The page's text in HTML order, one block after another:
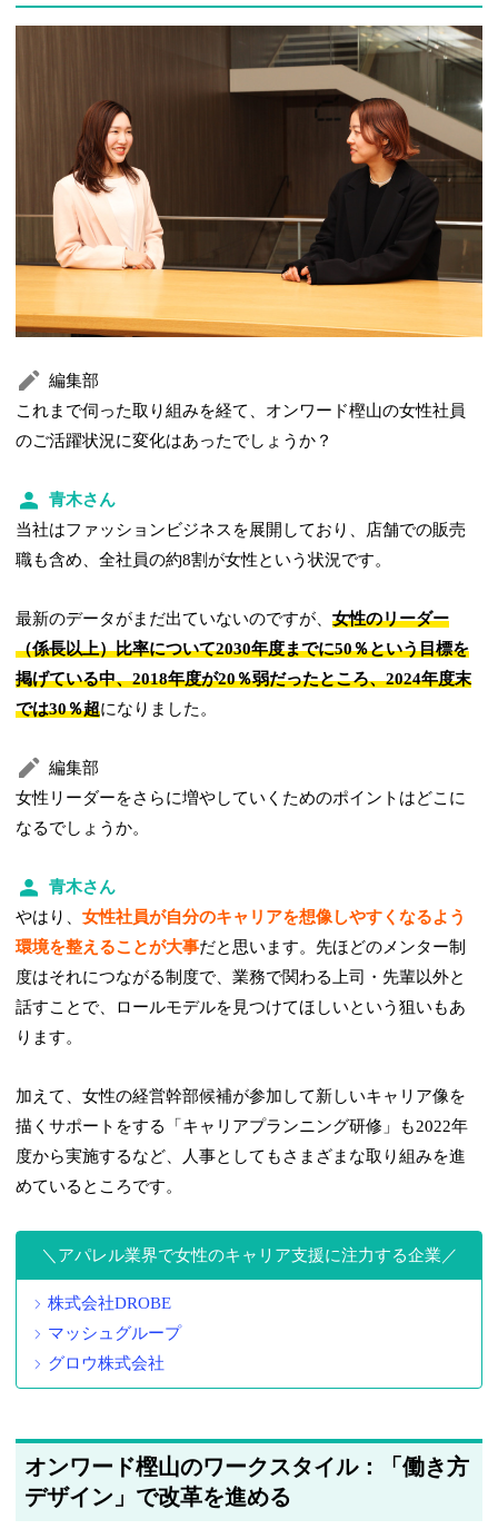
編集部
これまで伺った取り組みを経て、オンワード樫山の女性社員
のご活躍状況に変化はあったでしょうか？
青木さん
当社はファッションビジネスを展開しており、店舗での販売
職も含め、全社員の約8割が女性という状況です。
最新のデータがまだ出ていないのですが、女性のリーダー
（係長以上）比率について2030年度までに50％という目標を
掲げている中、2018年度が20％弱だったところ、2024年度末
では30％超になりました。
編集部
女性リーダーをさらに増やしていくためのポイントはどこに
なるでしょうか。
青木さん
やはり、女性社員が自分のキャリアを想像しやすくなるよう
環境を整えることが大事だと思います。先ほどのメンター制
度はそれにつながる制度で、業務で関わる上司・先輩以外と
話すことで、ロールモデルを見つけてほしいという狙いもあ
ります。
加えて、女性の経営幹部候補が参加して新しいキャリア像を
描くサポートをする「キャリアプランニング研修」も2022年
度から実施するなど、人事としてもさまざまな取り組みを進
めているところです。
アパレル業界で女性のキャリア支援に注力する企業
株式会社DROBE
マッシュグループ
グロウ株式会社
オンワード樫山のワークスタイル：「働き方
デザイン」で改革を進める